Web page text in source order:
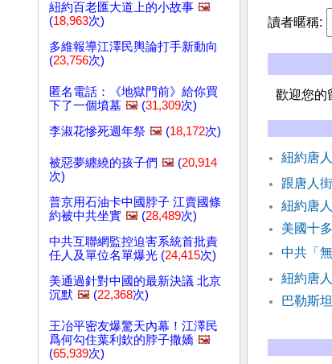
紐約百老匯大道上的小故事 🖼️
(18,963次)
多維報導江澤民輿論打手新動向
(23,756次)
匿名電話：《地獄門前》給你買
下了一個墳墓 🖼️ (31,309次)
李淑花慘死週年祭 🖼️ (18,172次)
被惡夢纏繞的孩子們 🖼️ (20,914
次)
普京用石油卡中國脖子 江賣國條
約被中共坐實 🖼️ (28,489次)
中共互聯網監控迫害系統首批責
任人及單位名單爆光 (24,415次)
美通過針對中國的最新決議 北京
沉默 🖼️ (22,368次)
王冶平密友爆驚天內幕！江澤民
爲何勾住葉利欽的脖子撒嬌 🖼️
(65,939次)
讀者暱稱:
歡迎您的
紐約唐
跟唐人
紐約唐
美國十
中共「
紐約唐
巴勒斯